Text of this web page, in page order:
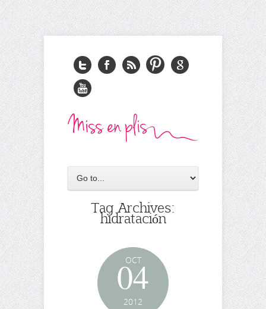
Tag Archives:
hidratación
OCT
04
2012